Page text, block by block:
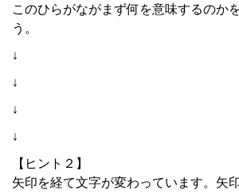
このひらがながまず何を意味するのか
う。
↓
↓
↓
↓
【ヒント２】
矢印を経て文字が変わっています。矢